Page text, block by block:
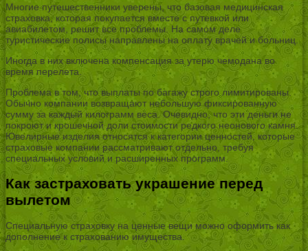
Многие путешественники уверены, что базовая медицинская
страховка, которая покупается вместе с путевкой или
авиабилетом, решит все проблемы. На самом деле
туристические полисы направлены на оплату врачей и больниц.
Иногда в них включена компенсация за утерю чемодана во
время перелета.
Проблема в том, что выплаты по багажу строго лимитированы.
Обычно компании возвращают небольшую фиксированную
сумму за каждый килограмм веса. Очевидно, что эти деньги не
покроют и крошечной доли стоимости редкого неонового камня.
Ювелирные изделия относятся к категории ценностей, которые
страховые компании рассматривают отдельно, требуя
специальных условий и расширенных программ.
Как застраховать украшение перед
вылетом
Специальную страховку на ценные вещи можно оформить как
дополнение к страхованию имущества.